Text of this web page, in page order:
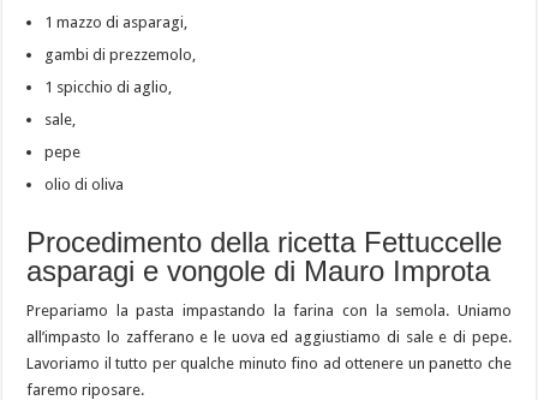
1 mazzo di asparagi,
gambi di prezzemolo,
1 spicchio di aglio,
sale,
pepe
olio di oliva
Procedimento della ricetta Fettuccelle
asparagi e vongole di Mauro Improta
Prepariamo la pasta impastando la farina con la semola. Uniamo
all’impasto lo zafferano e le uova ed aggiustiamo di sale e di pepe.
Lavoriamo il tutto per qualche minuto fino ad ottenere un panetto che
faremo riposare.